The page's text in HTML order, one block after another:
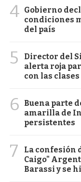
4 Gobierno
condiciones
del país
5
Director del
alerta roja
con las clases
6
Buena parte
amarilla de
persistentes
7
La confesión
Caigo"
Barassi y se